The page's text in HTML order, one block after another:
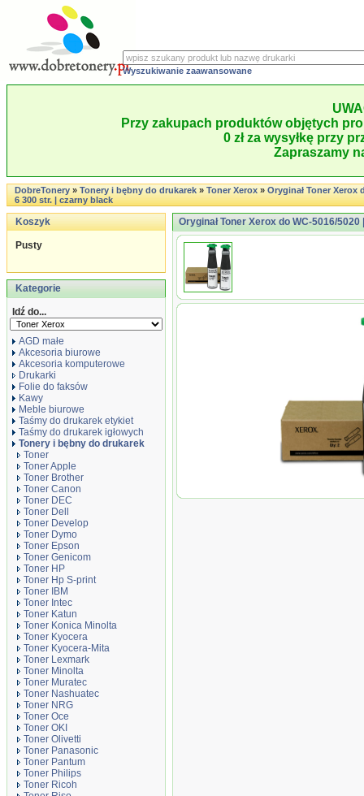
Wyszukiwanie zaawansowane
Przy zakupach produktów objętych
0 zł za wysyłkę przy
Zapraszamy
DobreTonery»Tonery i bębny do drukarek»Toner Xerox»Oryginał Toner Xerox
6 300 str. | czarny black
Koszyk
Pusty
Kategorie
Idź do...
AGD małe
Akcesoria biurowe
Akcesoria komputerowe
Drukarki
Folie do faksów
Kawy
Meble biurowe
Taśmy do drukarek etykiet
Taśmy do drukarek igłowych
Tonery i bębny do drukarek
Toner
Toner Apple
Toner Brother
Toner Canon
Toner DEC
Toner Dell
Toner Develop
Toner Dymo
Toner Epson
Toner Genicom
Toner HP
Toner Hp S-print
Toner IBM
Toner Intec
Toner Katun
Toner Konica Minolta
Toner Kyocera
Toner Kyocera-Mita
Toner Lexmark
Toner Minolta
Toner Muratec
Toner Nashuatec
Toner NRG
Toner Oce
Toner OKI
Toner Olivetti
Toner Panasonic
Toner Pantum
Toner Philips
Toner Ricoh
Oryginał Toner Xerox do WC-5016/
Oryginał Toner